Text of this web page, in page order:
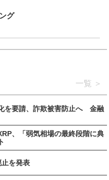
グ
一覧
を要請、詐欺被害防止へ 金融
、「弱気相場の最終段階に典
を発表